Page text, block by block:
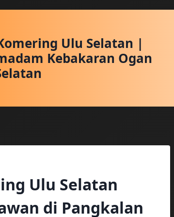
Ulu Selatan |
Kebakaran Ogan
Ulu Selatan
di Pangkalan